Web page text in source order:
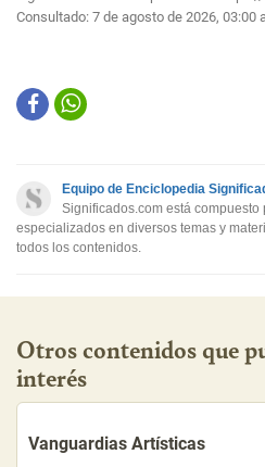
Consultado: 7 de agosto de 2026, 03:00
Equipo de Enciclopedia
Significados.com está
especializados en diversos temas y
todos los contenidos.
Otros contenidos que
interés
Vanguardias Artísticas